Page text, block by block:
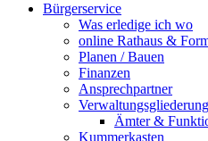
Bürgerservice
Was erledige ich wo
online Rathaus &
Planen / Bauen
Finanzen
Ansprechpartner
Verwaltungsgliederung
Ämter &
Kummerkasten